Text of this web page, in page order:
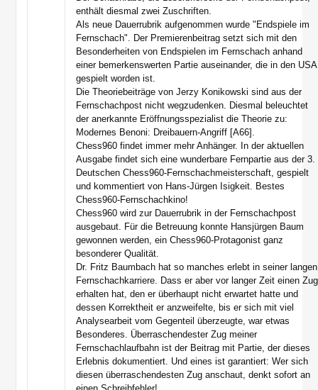
enthält diesmal zwei Zuschriften.
Als neue Dauerrubrik aufgenommen wurde "Endspiele im
Fernschach". Der Premierenbeitrag setzt sich mit den
Besonderheiten von Endspielen im Fernschach anhand
einer bemerkenswerten Partie auseinander, die in den USA
gespielt worden ist.
Die Theoriebeiträge von Jerzy Konikowski sind aus der
Fernschachpost nicht wegzudenken. Diesmal beleuchtet
der anerkannte Eröffnungsspezialist die Theorie zu:
Modernes Benoni: Dreibauern-Angriff [A66].
Chess960 findet immer mehr Anhänger. In der aktuellen
Ausgabe findet sich eine wunderbare Fernpartie aus der 3.
Deutschen Chess960-Fernschachmeisterschaft, gespielt
und kommentiert von Hans-Jürgen Isigkeit. Bestes
Chess960-Fernschachkino!
Chess960 wird zur Dauerrubrik in der Fernschachpost
ausgebaut. Für die Betreuung konnte Hansjürgen Baum
gewonnen werden, ein Chess960-Protagonist ganz
besonderer Qualität.
Dr. Fritz Baumbach hat so manches erlebt in seiner langen
Fernschachkarriere. Dass er aber vor langer Zeit einen Zug
erhalten hat, den er überhaupt nicht erwartet hatte und
dessen Korrektheit er anzweifelte, bis er sich mit viel
Analysearbeit vom Gegenteil überzeugte, war etwas
Besonderes. Überraschendester Zug meiner
Fernschachlaufbahn ist der Beitrag mit Partie, der dieses
Erlebnis dokumentiert. Und eines ist garantiert: Wer sich
diesen überraschendesten Zug anschaut, denkt sofort an